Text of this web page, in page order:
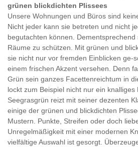
grünen blickdichten Plissees
Unsere Wohnungen und Büros sind
Nicht jeder kann sie betreten und nicht
begutachten können.
Räume zu schützen. Mit grünen und
sie nicht nur vor fremden Einblicken ge-
einem frischen Akzent versehen. Denn
Grün sein ganzes Facettenreichtum in
lockt zum Beispiel nicht nur ein
Seegrasgrün reizt mit seiner dezenten
einige der grünen und blickdichten
Mustern. Punkte, Streifen oder doch
Unregelmäßigkeit mit einer modernen
vielfältige Auswahl ist gesorgt.